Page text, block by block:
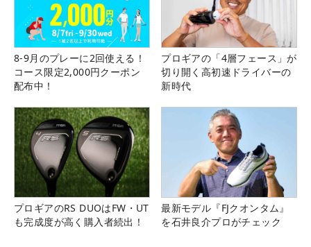
8-9月のプレーに2回使える！
コース限定2,000円クーポン
配布中！
プロギアの「4層フェース」が
切り開く高初速ドライバーの
新時代
プロギアのRS DUOはFW・UT
も完成度が高く購入者続出！
最新モデル『FJクオンタム』
を石井良介プロがチェック